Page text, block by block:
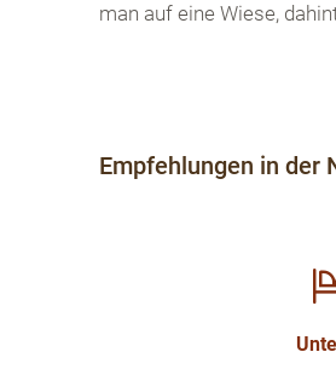
man auf eine Wiese,
Empfehlungen in der